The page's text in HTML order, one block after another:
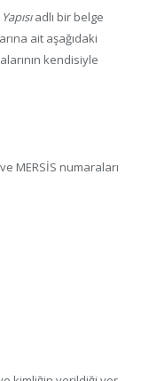
adlı bir belge
ait aşağıdaki
kendisiyle
MERSİS numaraları